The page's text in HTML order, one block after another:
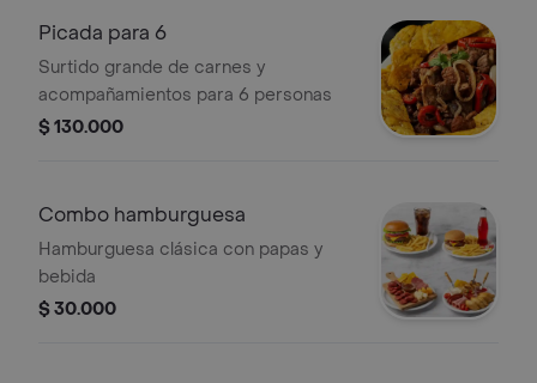
Picada para 6
Surtido grande de carnes y
acompañamientos para 6 personas
$ 130.000
Combo hamburguesa
Hamburguesa clásica con papas y
bebida
$ 30.000